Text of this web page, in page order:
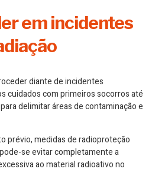
em incidentes
diante de incidentes
cuidados com primeiros socorros até
delimitar áreas de contaminação e
prévio, medidas de radioproteção
se evitar completamente a
ao material radioativo no